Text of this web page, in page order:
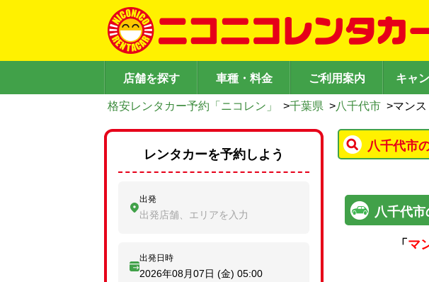
店舗を探す 車種・料金 ご利用案内 キャ
格安レンタカー予約「ニコレン」 >千葉県 >八千代市 >マン
八千代市
八千代
「 マ
レンタカーを予約しよう
出発
出発店舗、エリアを入力
出発日時
2026年08月07日 (金) 05:00